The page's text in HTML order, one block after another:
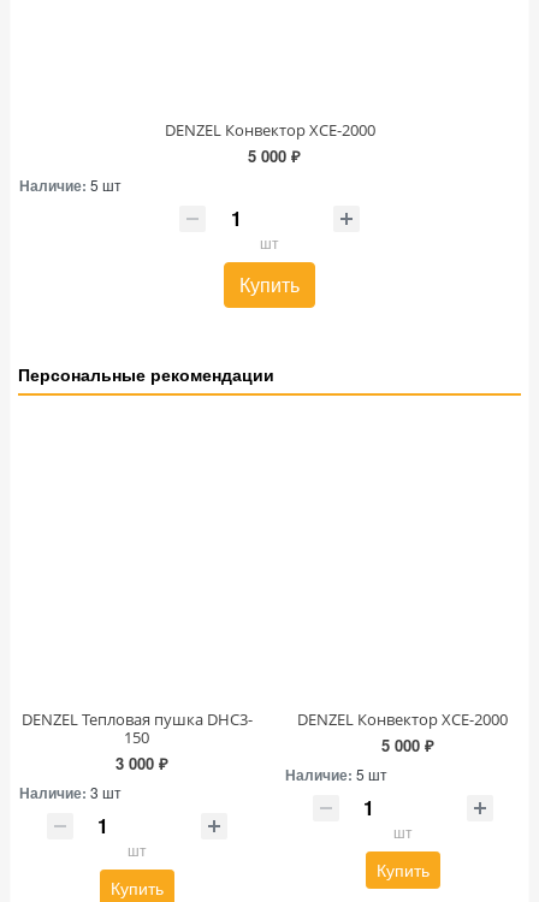
DENZEL Конвектор XCE-2000
5 000 ₽
Наличие: 5 шт
шт
Купить
Персональные рекомендации
DENZEL Тепловая пушка DHC3-
150
3 000 ₽
Наличие: 3 шт
шт
Купить
DENZEL Конвектор XCE-2000
5 000 ₽
Наличие: 5 шт
шт
Купить